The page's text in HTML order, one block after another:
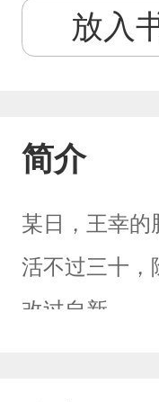
放入
简介
某日，王幸的
活不过三十，
改过自新……